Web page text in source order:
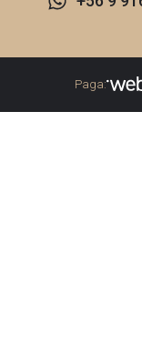
Paga: